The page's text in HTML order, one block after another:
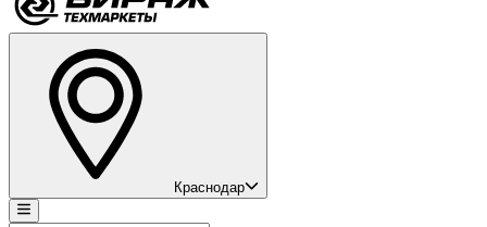
Краснодар